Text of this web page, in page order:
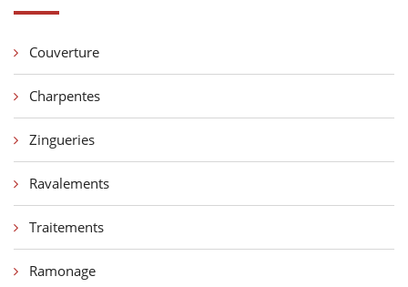
Couverture
Charpentes
Zingueries
Ravalements
Traitements
Ramonage